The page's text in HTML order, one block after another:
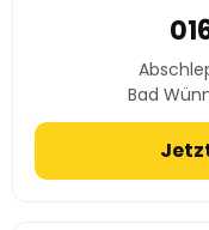
Bad